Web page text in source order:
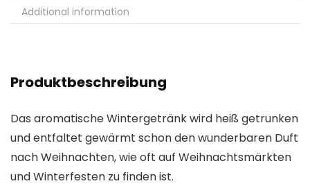
Additional information
Produktbeschreibung
Das aromatische Wintergetränk wird heiß getrunken
und entfaltet gewärmt schon den wunderbaren Duft
nach Weihnachten, wie oft auf Weihnachtsmärkten
und Winterfesten zu finden ist.